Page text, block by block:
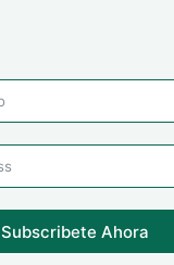
Subscribete Ahora